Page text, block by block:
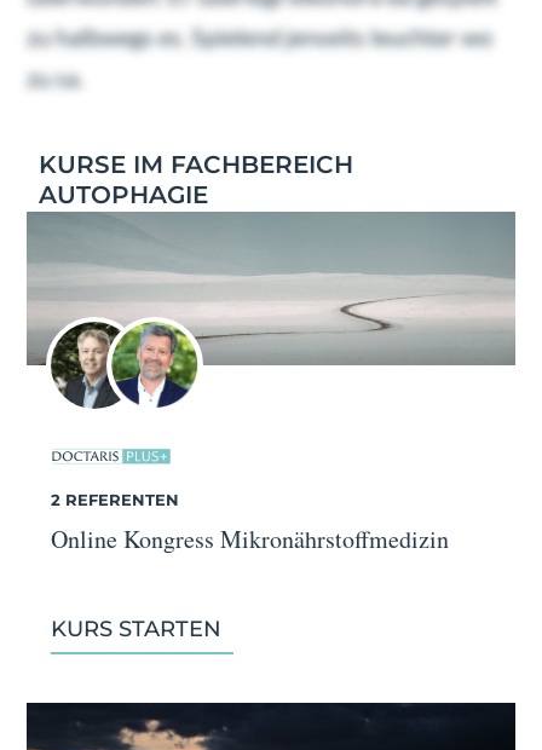
zu halbwegs es. Spielend jenseits leuchter wo
zu sa.
KURSE IM FACHBEREICH
AUTOPHAGIE
2 REFERENTEN
Online Kongress Mikronährstoffmedizin
KURS STARTEN